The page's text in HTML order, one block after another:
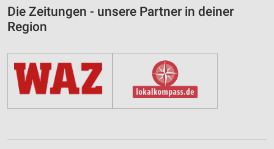
Die Zeitungen - unsere Partner in deiner
Region